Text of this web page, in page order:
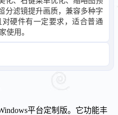
分滤镜提升画质，兼容多种字
硬件有一定要求，适合普通
使用。
平台定制版。它功能丰